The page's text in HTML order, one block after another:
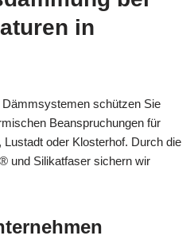
in
schützen Sie
Beanspruchungen für
oder Klosterhof. Durch die
und Silikatfaser sichern wir